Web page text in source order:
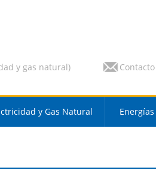
y gas natural) Contacto
y Gas Natural